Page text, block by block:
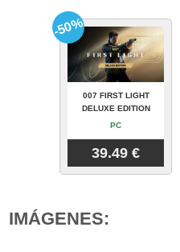
007 FIRST LIGHT
DELUXE EDITION
PC
39.49 €
-50%
IMÁGENES: